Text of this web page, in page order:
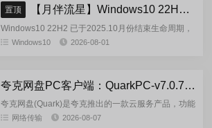
置顶 【月伴流星】Windows10 22H2 完整+适量精简多合一安装版2026.08
Windows10 22H2 已于2025.10月份结束生命周期，
官方已经停止技术支持，考虑到22H2尚有大量用
Windows10 2026-08-01
夸克网盘PC客户端：QuarkPC-v7.0.7.768 去更新绿色版
夸克网盘(Quark)是夸克推出的一款云服务产品，功能
包括云存储、高清看剧、文件在线解压、PDF一键转
网络传输 2026-08-07